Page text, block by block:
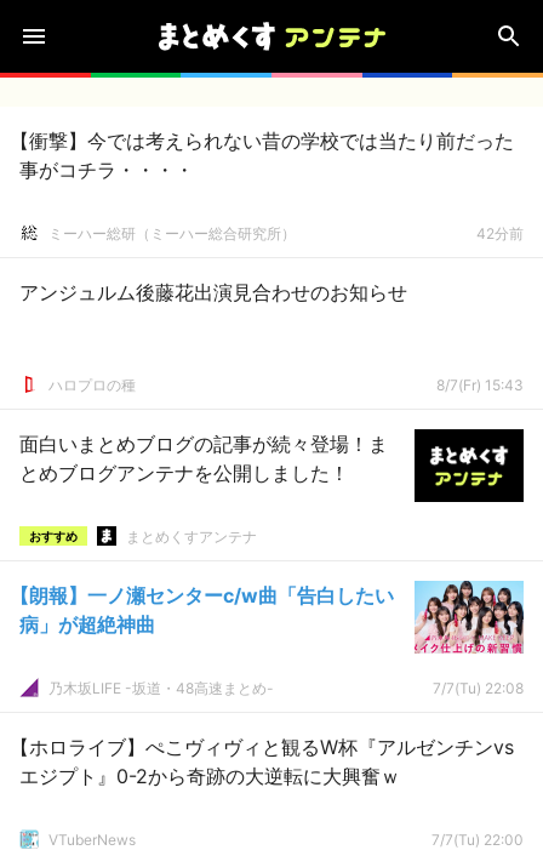
【衝撃】今では考えられない昔の学校では当たり前だった
事がコチラ・・・・
ミーハー総研（ミーハー総合研究所） 42分前
アンジュルム後藤花出演見合わせのお知らせ
ハロプロの種 8/7(Fr) 15:43
面白いまとめブログの記事が続々登場！ま
とめブログアンテナを公開しました！
おすすめ まとめくすアンテナ
【朗報】一ノ瀬センターc/w曲「告白したい
病」が超絶神曲
乃木坂LIFE -坂道・48高速まとめ- 7/7(Tu) 22:08
【ホロライブ】ぺこヴィヴィと観るW杯『アルゼンチンvs
エジプト』0-2から奇跡の大逆転に大興奮ｗ
VTuberNews 7/7(Tu) 22:00